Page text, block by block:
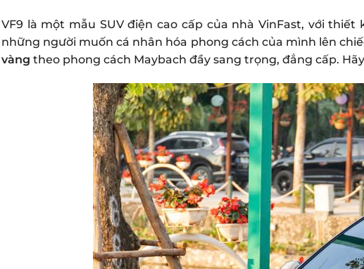
VF9 là một mẫu SUV điện cao cấp của nhà VinFast, với
những người muốn cá nhân hóa phong cách của mình lên
vàng theo phong cách Maybach đầy sang trọng, đẳng cấp.